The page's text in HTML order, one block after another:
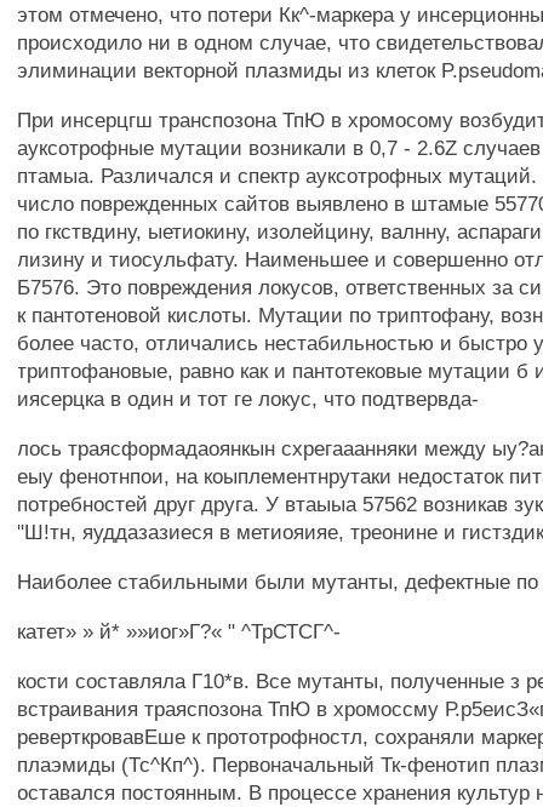
этом отмечено, что потери Кк^-маркера у
происходило ни в одном случае, что
элиминации векторной плазмиды из клеток
При инсерцгш транспозона ТпЮ в хромосому
ауксотрофные мутации возникали в 0,7 - 2.6Z
птамыа. Различался и спектр ауксотрофных
число поврежденных сайтов выявлено в штамые
по гкствдину, ыетиокину, изолейцину, валнну,
лизину и тиосульфату. Наименьшее и совершенно
Б7576. Это повреждения локусов, ответственных за
к пантотеновой кислоты. Мутации по триптофану,
более часто, отличались нестабильностью и быстро
триптофановые, равно как и пантотековые мутации б
иясерцка в один и тот ге локус, что подтвервда-
лось траясформадаоянкын схрегааанняки между
еыу фенотнпои, на коыплементнрутаки недостаток
потребностей друг друга. У втаыыа 57562 возникав
"Ш!тн, яуддазазиеся в метиояияе, треонине и
Наиболее стабильными были мутанты, дефектные по
катет» » й* »»иог»Г?« " ^ТрСТСГ^-
кости составляла Г10*в. Все мутанты, полученные з
встраивания траяспозона ТпЮ в хромоссму
реверткровавЕше к прототрофностл, сохраняли
плаэмиды (Тс^Кп^). Первоначальный Тк-фенотип
оставался постоянным. В процессе хранения